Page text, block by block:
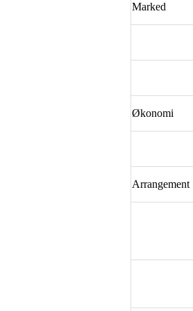
Marked
Økonomi
Arrangement